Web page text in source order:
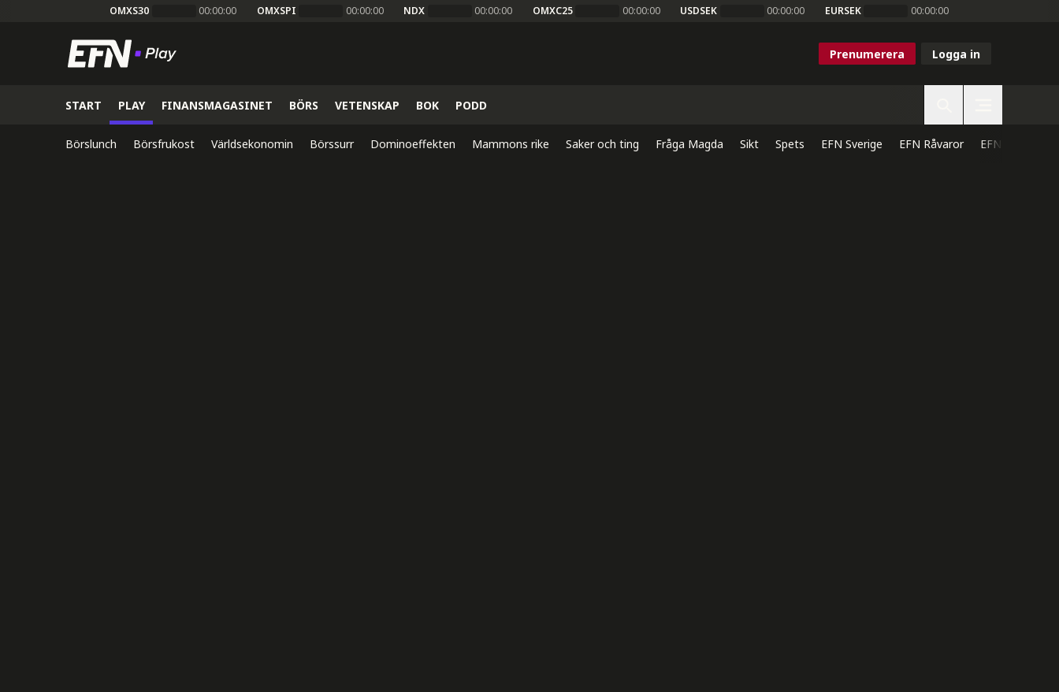
OMXS30 00:00:00 OMXSPI 00:00:00 NDX 00:00:00 OMXC25 00:00:00 USDSEK 00:00:00 EURSEK 00:00:00
Prenumerera Logga in
START PLAY FINANSMAGASINET BÖRS VETENSKAP BOK PODD
Börslunch Börsfrukost Världsekonomin Börssurr Dominoeffekten Mammons rike Saker och ting Fråga Magda Sikt Spets EFN Sverige EFN Råvaror EFN Direkt